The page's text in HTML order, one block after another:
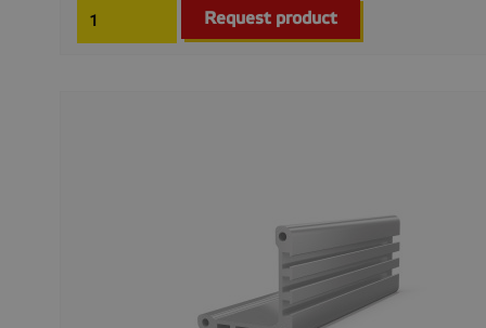
Request product